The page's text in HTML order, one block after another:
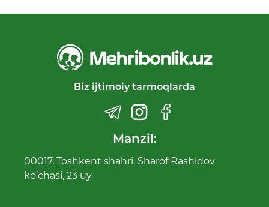
Biz ijtimoiy tarmoqlarda
Manzil:
00017, Toshkent shahri, Sharof Rashidov
ko‘chasi, 23 uy